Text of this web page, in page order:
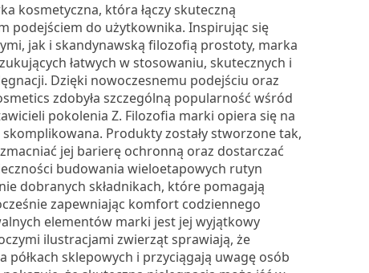
kosmetyczna, która łączy skuteczną
podejściem do użytkownika. Inspirując się
jak i skandynawską filozofią prostoty, marka
łatwych w stosowaniu, skutecznych i
Dzięki nowoczesnemu podejściu oraz
zdobyła szczególną popularność wśród
pokolenia Z. Filozofia marki opiera się na
Produkty zostały stworzone tak,
jej barierę ochronną oraz dostarczać
budowania wieloetapowych rutyn
dobranych składnikach, które pomagają
zapewniając komfort codziennego
elementów marki jest jej wyjątkowy
ilustracjami zwierząt sprawiają, że
sklepowych i przyciągają uwagę osób